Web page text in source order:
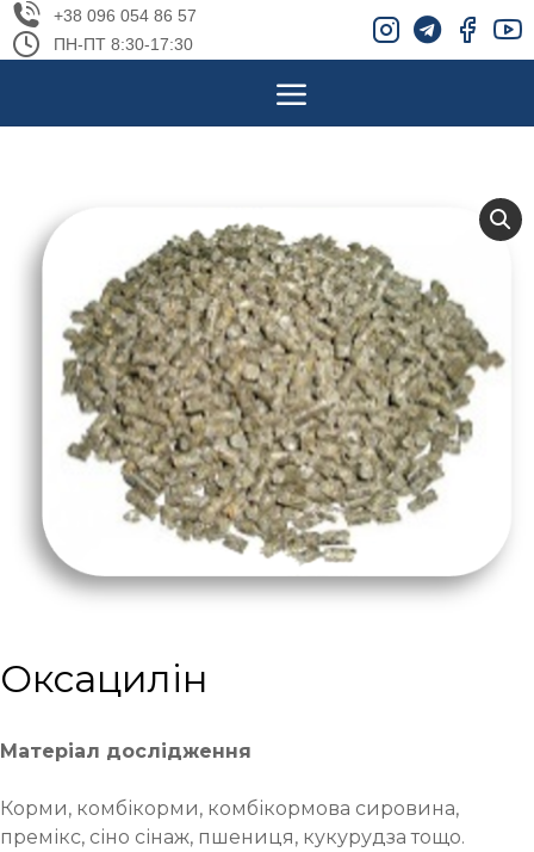
+38 096 054 86 57
ПН-ПТ 8:30-17:30
Оксацилін
Матеріал дослідження
Корми, комбікорми, комбікормова сировина,
премікс, сіно сінаж, пшениця, кукурудза тощо.